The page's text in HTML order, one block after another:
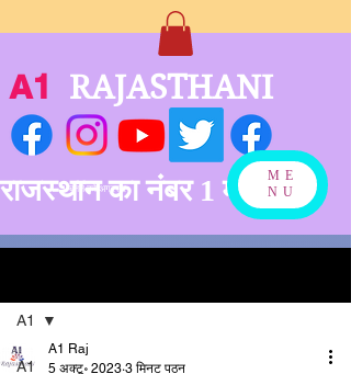
राजस्थान का नंबर 1 मीडिया
बनने को अग्रसर
ME
NU
A1 RAJASTHANI
A1
A1
A1 Raj
5 अक्टू॰ 2023 3 मिनट पठन